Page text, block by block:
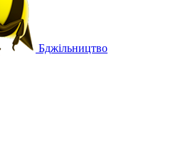
Бджільництво